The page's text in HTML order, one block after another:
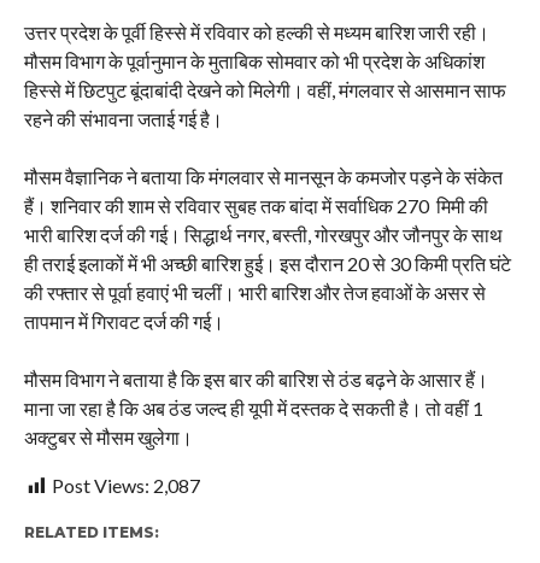
उत्तर प्रदेश के पूर्वी हिस्से में रविवार को हल्की से मध्यम बारिश जारी रही।
मौसम विभाग के पूर्वानुमान के मुताबिक सोमवार को भी प्रदेश के अधिकांश
हिस्से में छिटपुट बूंदाबांदी देखने को मिलेगी। वहीं, मंगलवार से आसमान साफ
रहने की संभावना जताई गई है।
मौसम वैज्ञानिक ने बताया कि मंगलवार से मानसून के कमजोर पड़ने के संकेत
हैं। शनिवार की शाम से रविवार सुबह तक बांदा में सर्वाधिक 270 मिमी की
भारी बारिश दर्ज की गई। सिद्धार्थ नगर, बस्ती, गोरखपुर और जौनपुर के साथ
ही तराई इलाकों में भी अच्छी बारिश हुई। इस दौरान 20 से 30 किमी प्रति घंटे
की रफ्तार से पूर्वा हवाएं भी चलीं। भारी बारिश और तेज हवाओं के असर से
तापमान में गिरावट दर्ज की गई।
मौसम विभाग ने बताया है कि इस बार की बारिश से ठंड बढ़ने के आसार हैं।
माना जा रहा है कि अब ठंड जल्द ही यूपी में दस्तक दे सकती है। तो वहीं 1
अक्टुबर से मौसम खुलेगा।
Post Views: 2,087
RELATED ITEMS: